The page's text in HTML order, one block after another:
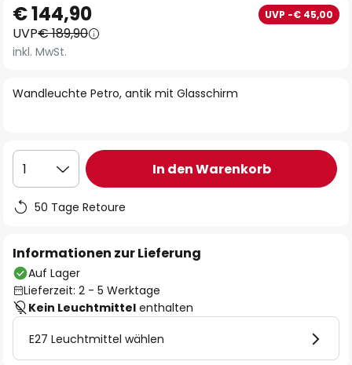
Anfang
der
Bildgalerie
Wandleuchte Petro, antik mit Glasschirm
€ 144,90 UVP -€ 45,00
UVP€ 189,90
inkl. MwSt.
1 In den Warenkorb
50 Tage Retoure
Informationen zur Lieferung
Auf Lager
Lieferzeit: 2 - 5 Werktage
Kein Leuchtmittel enthalten
E27 Leuchtmittel wählen